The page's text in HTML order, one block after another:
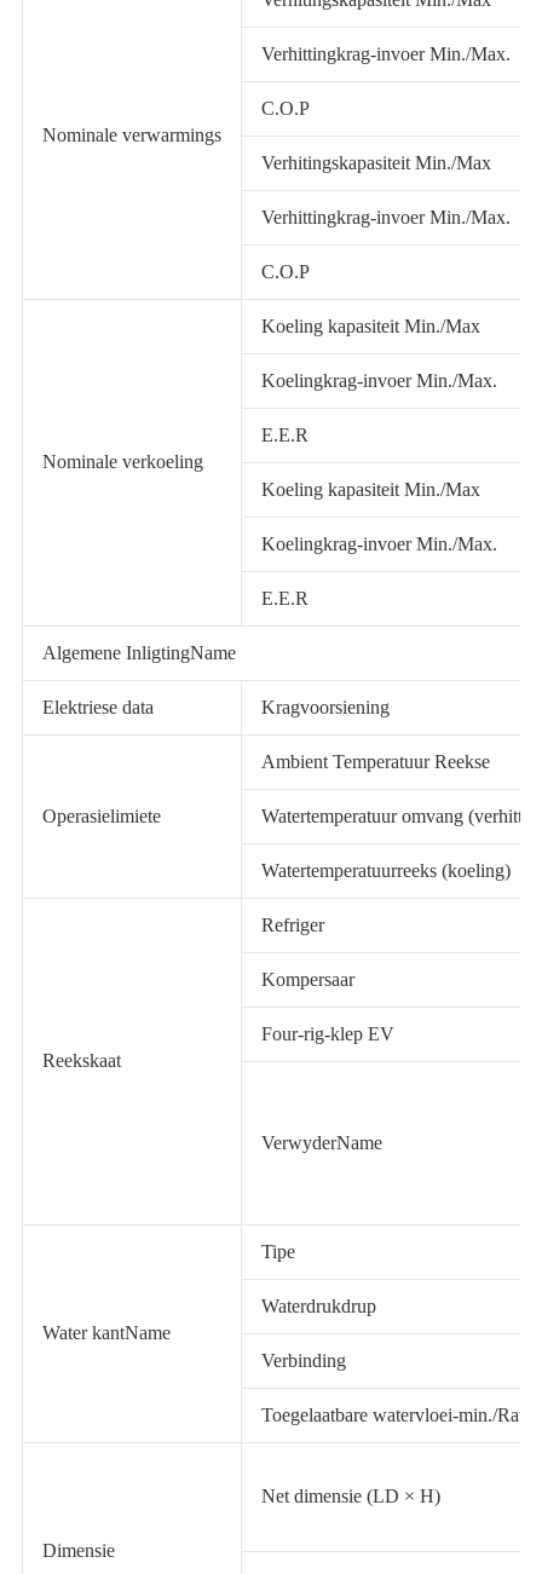
Nominale verwarmings
Verhittingkrag-invoer Min./Max.
C.O.P
Verhitingskapasiteit Min./Max
Verhittingkrag-invoer Min./Max.
C.O.P
Nominale verkoeling
Koeling kapasiteit Min./Max
Koelingkrag-invoer Min./Max.
E.E.R
Koeling kapasiteit Min./Max
Koelingkrag-invoer Min./Max.
E.E.R
Algemene InligtingName
Elektriese data Kragvoorsiening
Operasielimiete
Ambient Temperatuur Reekse
Watertemperatuur omvang
Watertemperatuurreeks (koeling)
Reekskaat
Refriger
Kompersaar
Four-rig-klep EV
VerwyderName
Water kantName
Tipe
Waterdrukdrup
Verbinding
Toegelaatbare watervloei-min./
Dimensie
Net dimensie (LD × H)